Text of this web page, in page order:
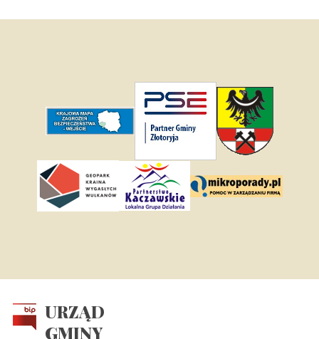
URZĄD
GMINY